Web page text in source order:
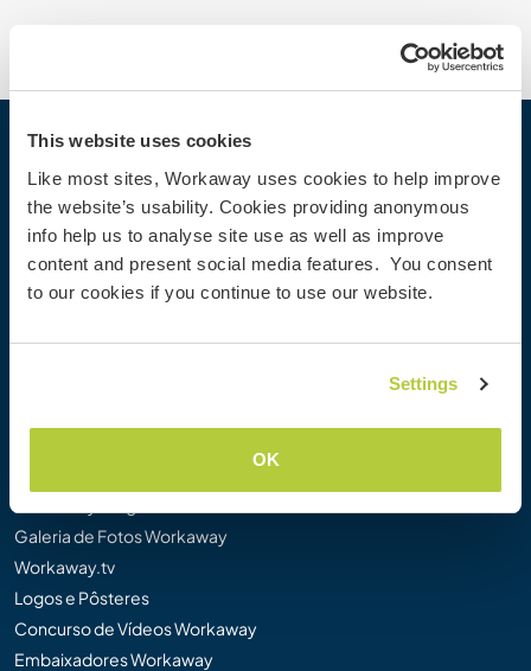
This website uses cookies
Like most sites, Workaway uses cookies to help improve
the website’s usability. Cookies providing anonymous
info help us to analyse site use as well as improve
content and present social media features. You consent
to our cookies if you continue to use our website.
Settings
OK
Encontrar um anfitrião
Informações para anfitriões
Informações para Workawayers
Cadastrar-se como workawayer
Galeria de Fotos Workaway
Workaway.tv
Logos e Pôsteres
Concurso de Vídeos Workaway
Embaixadores Workaway